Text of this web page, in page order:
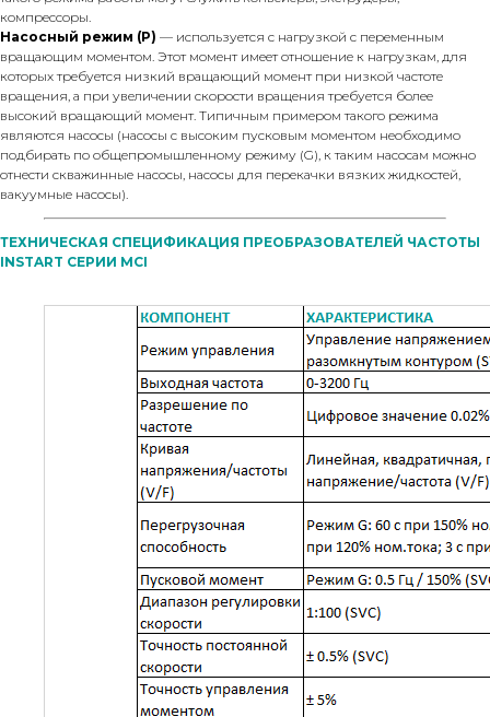
компрессоры.
Насосный режим (P) — используется с нагрузкой с переменным
вращающим моментом. Этот момент имеет отношение к нагрузкам, для
которых требуется низкий вращающий момент при низкой частоте
вращения, а при увеличении скорости вращения требуется более
высокий вращающий момент. Типичным примером такого режима
являются насосы (насосы с высоким пусковым моментом необходимо
подбирать по общепромышленному режиму (G), к таким насосам можно
отнести скважинные насосы, насосы для перекачки вязких жидкостей,
вакуумные насосы).
ТЕХНИЧЕСКАЯ СПЕЦИФИКАЦИЯ ПРЕОБРАЗОВАТЕЛЕЙ ЧАСТОТЫ
INSTART СЕРИИ MCI